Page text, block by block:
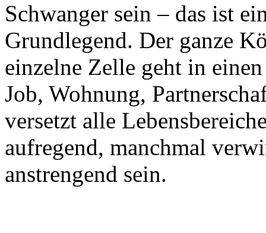
Schwanger sein – das ist
Grundlegend. Der ganze
einzelne Zelle geht in
Job, Wohnung,
versetzt alle
aufregend, manchmal
anstrengend sein.